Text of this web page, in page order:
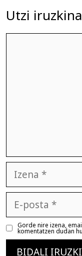
Utzi iruzkina
posta
Gorde nire izena,
komentatzen dudan